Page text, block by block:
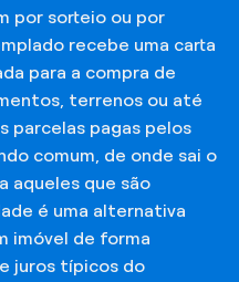
por sorteio ou por
recebe uma carta
para a compra de
terrenos ou até
parcelas pagas pelos
comum, de onde sai o
aqueles que são
é uma alternativa
imóvel de forma
juros típicos do